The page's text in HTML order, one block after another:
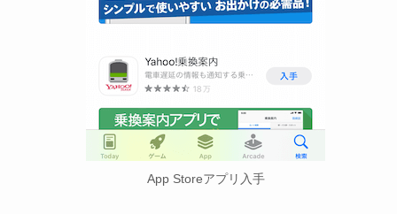
App Storeアプリ入手